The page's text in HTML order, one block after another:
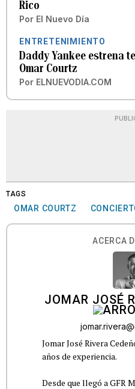
Rico
Por El Nuevo Día
ENTRETENIMIENTO
Daddy Yankee estrena
Omar Courtz
Por ELNUEVODIA.COM
TAGS
OMAR COURTZ
ACERCA
JOMAR JOSÉ
Jomar José Rivera
años de experiencia.
Desde que llegó a GFR